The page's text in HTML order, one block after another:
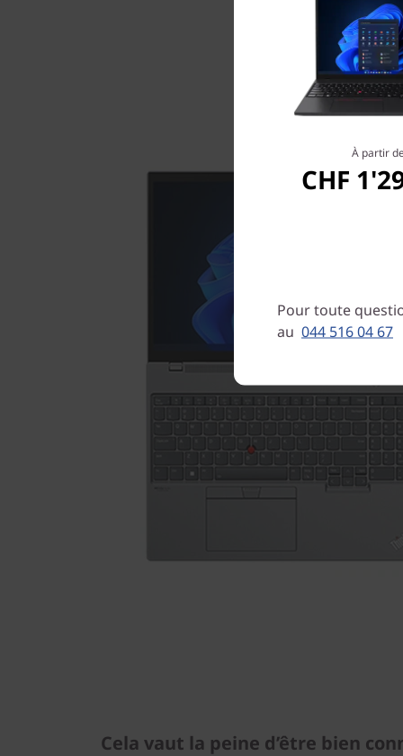
Cela vaut la peine d’être bien
À partir
CHF
Pour toute
au 044 516 04 67